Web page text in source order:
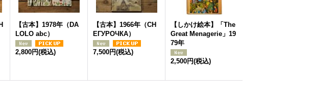
【古本】1978年（DA
LOLO abc）
2,800円(税込)
【古本】1966年（СН
ЕГУРОЧКА）
7,500円(税込)
【しかけ絵本】「The
Great Menagerie」19
79年
2,500円(税込)